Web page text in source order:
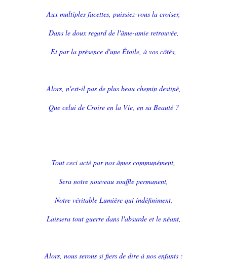
Aux multiples facettes, puissiez-vous la croiser,
Dans le doux regard de l'âme-amie retrouvée,
Et par la présence d'une Étoile, à vos côtés,
Alors, n'est-il pas de plus beau chemin destiné,
Que celui de Croire en la Vie, en sa Beauté ?
Tout ceci acté par nos âmes communément,
Sera notre nouveau souffle permanent,
Notre véritable Lumière qui indéfiniment,
Laissera tout guerre dans l'absurde et le néant,
Alors, nous serons si fiers de dire à nos enfants :